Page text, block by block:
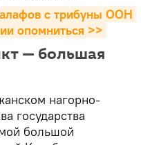
с трибуны ООН
опомниться >>
— большая
нагорно-
государства
большой